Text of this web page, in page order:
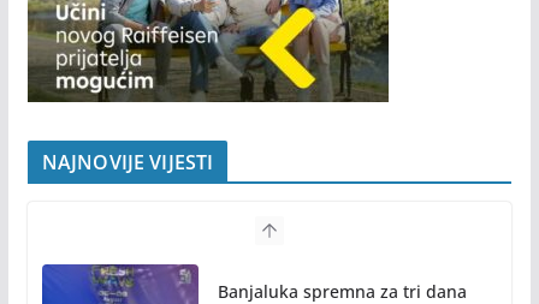
NAJNOVIJE VIJESTI
Banjaluka spremna za tri dana